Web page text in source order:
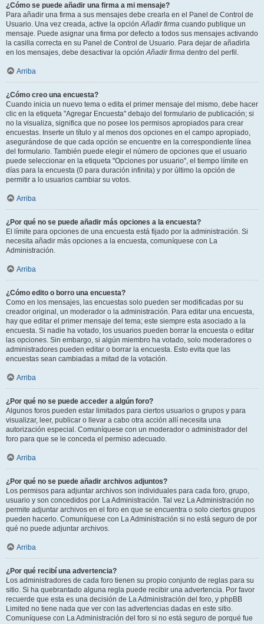
¿Cómo se puede añadir una firma a mi mensaje?
Para añadir una firma a sus mensajes debe crearla en el Panel de Control de
Usuario. Una vez creada, active la opción Añadir firma cuando publique un
mensaje. Puede asignar una firma por defecto a todos sus mensajes activando
la casilla correcta en su Panel de Control de Usuario. Para dejar de añadirla
en los mensajes, debe desactivar la opción Añadir firma dentro del perfil.
Arriba
¿Cómo creo una encuesta?
Cuando inicia un nuevo tema o edita el primer mensaje del mismo, debe hacer
clic en la etiqueta "Agregar Encuesta" debajo del formulario de publicación; si
no la visualiza, significa que no posee los permisos apropiados para crear
encuestas. Inserte un título y al menos dos opciones en el campo apropiado,
asegurándose de que cada opción se encuentre en la correspondiente línea
del formulario. También puede elegir el número de opciones que el usuario
puede seleccionar en la etiqueta "Opciones por usuario", el tiempo límite en
días para la encuesta (0 para duración infinita) y por último la opción de
permitir a lo usuarios cambiar su votos.
Arriba
¿Por qué no se puede añadir más opciones a la encuesta?
El límite para opciones de una encuesta está fijado por la administración. Si
necesita añadir más opciones a la encuesta, comuníquese con La
Administración.
Arriba
¿Cómo edito o borro una encuesta?
Como en los mensajes, las encuestas solo pueden ser modificadas por su
creador original, un moderador o la administración. Para editar una encuesta,
hay que editar el primer mensaje del tema; este siempre esta asociado a la
encuesta. Si nadie ha votado, los usuarios pueden borrar la encuesta o editar
las opciones. Sin embargo, si algún miembro ha votado, solo moderadores o
administradores pueden editar o borrar la encuesta. Esto evita que las
encuestas sean cambiadas a mitad de la votación.
Arriba
¿Por qué no se puede acceder a algún foro?
Algunos foros pueden estar limitados para ciertos usuarios o grupos y para
visualizar, leer, publicar o llevar a cabo otra acción allí necesita una
autorización especial. Comuníquese con un moderador o administrador del
foro para que se le conceda el permiso adecuado.
Arriba
¿Por qué no se puede añadir archivos adjuntos?
Los permisos para adjuntar archivos son individuales para cada foro, grupo,
usuario y son concedidos por La Administración. Tal vez La Administración no
permite adjuntar archivos en el foro en que se encuentra o solo ciertos grupos
pueden hacerlo. Comuníquese con La Administración si no está seguro de por
qué no puede adjuntar archivos.
Arriba
¿Por qué recibí una advertencia?
Los administradores de cada foro tienen su propio conjunto de reglas para su
sitio. Si ha quebrantado alguna regla puede recibir una advertencia. Por favor
recuerde que esta es una decisión de La Administración del foro, y phpBB
Limited no tiene nada que ver con las advertencias dadas en este sitio.
Comuníquese con La Administración del foro si no está seguro de porqué fue